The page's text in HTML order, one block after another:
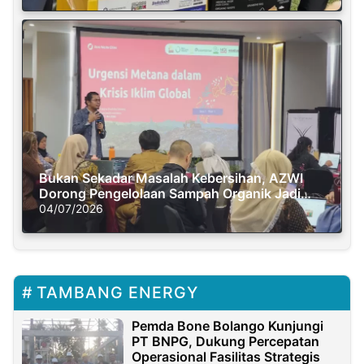
Bukan Sekadar Masalah Kebersihan, AZWI
Dorong Pengelolaan Sampah Organik Jadi
Solusi Krisis Iklim
04/07/2026
TAMBANG ENERGY
Pemda Bone Bolango Kunjungi
PT BNPG, Dukung Percepatan
Operasional Fasilitas Strategis